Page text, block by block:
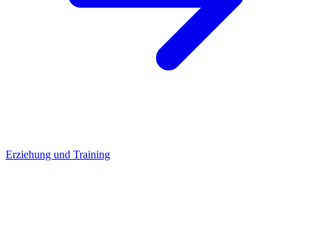
Erziehung und Training